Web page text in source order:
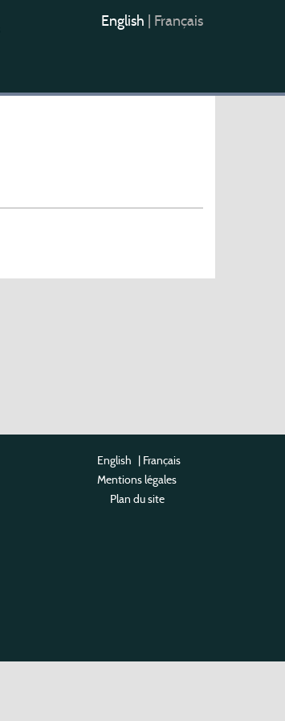
English Français
English | Français
Mentions légales
Plan du site